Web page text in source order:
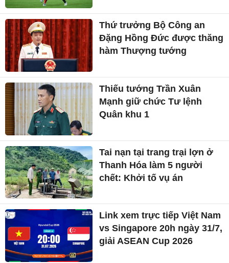
Thứ trưởng Bộ Công an
Đặng Hồng Đức được thăng
hàm Thượng tướng
Thiếu tướng Trần Xuân
Mạnh giữ chức Tư lệnh
Quân khu 1
Tai nạn tại trang trại lợn ở
Thanh Hóa làm 5 người
chết: Khởi tố vụ án
Link xem trực tiếp Việt Nam
vs Singapore 20h ngày 31/7,
giải ASEAN Cup 2026